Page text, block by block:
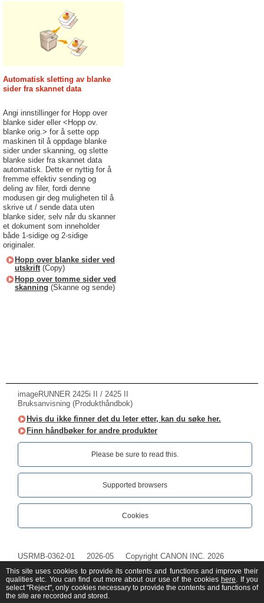
Automatisk sletting av blanke
sider fra skannet data
Angi innstillinger for Hopp over
blanke sider eller <Hopp ov.
blanke orig.> for å sette opp
maskinen til å oppdage blanke
sider under skanning, og slette
blanke sider fra skannet data
automatisk. Dette er nyttig for å
fremme effektiv sending og
deling av filer, fordi denne
modusen gir deg muligheten til å
skrive ut / sende data uten
blanke sider, selv når du skanner
et dokument som inneholder
både 1-sidige og 2-sidige
originaler.
Hopp over blanke sider ved
utskrift(Copy)
Hopp over tomme sider ved
skanning (Skanne og sende)
imageRUNNER 2425i II / 2425 II
Bruksanvisning (Produkthåndbok)
Hvis du ikke finner det du leter etter, kan du søke her.
Finn håndbøker for andre produkter
Please be sure to read this.‎
Supported browsers
Cookies
USRMB-0362-01 2026-05 Copyright CANON INC. 2026
This site uses cookies to provide its contents and functions and improve their
qualities etc. You can find out more about our use of the cookies here. If you
select "Reject", only cookies necessary to provide the contents and functions of
the site are recorded and stored.